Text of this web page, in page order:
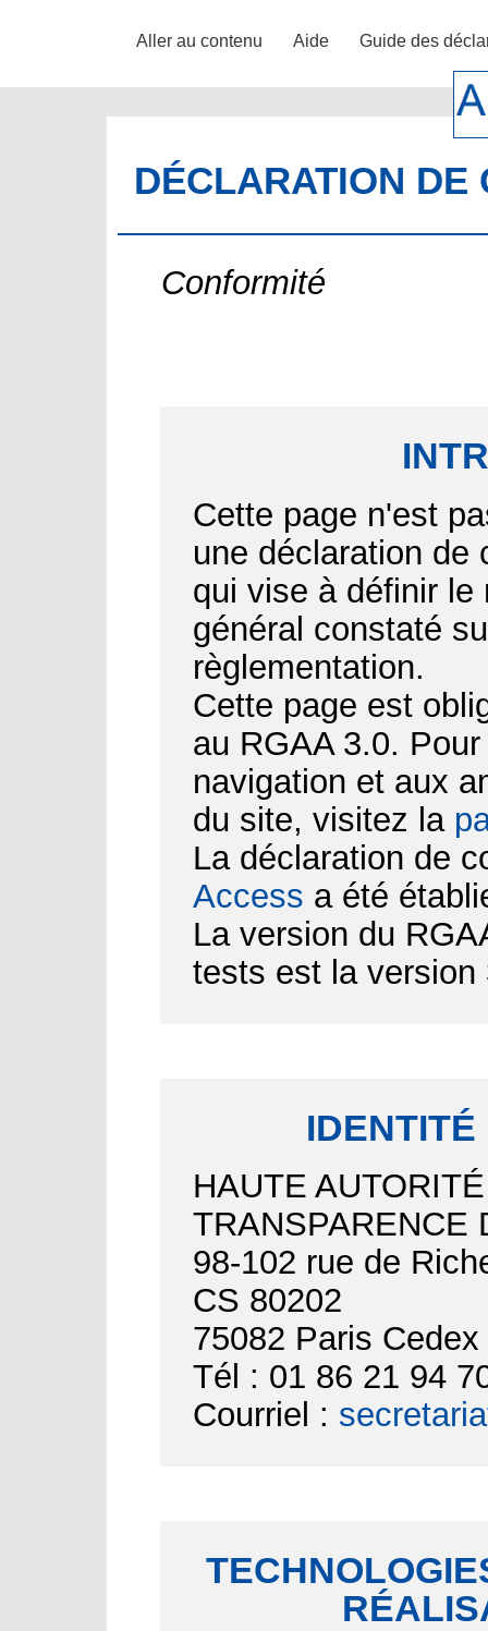
Aller au contenu Aide Guide des
DÉCLARATION DE
Conformité
Cette page n'est
une déclaration de
qui vise à définir
général constaté
règlementation.
Cette page est
au RGAA 3.0.
navigation et aux
du site, visitez la
La déclaration de
Access a été
La version du
tests est la version
HAUTE
TRANSPARENCE
98-102 rue de
CS 80202
75082 Paris Cedex
Tél : 01 86 21 94
Courriel :